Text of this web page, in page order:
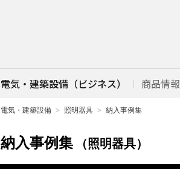
電気・建築設備（ビジネス） 商品情報
電気・建築設備 照明器具 納入事例集
納入事例集 （照明器具）